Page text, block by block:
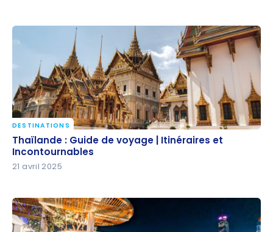
Thaïlande : Guide de voyage | Itinéraires et
Incontournables
DESTINATIONS
Thaïlande : Guide de voyage | Itinéraires et
Incontournables
21 avril 2025